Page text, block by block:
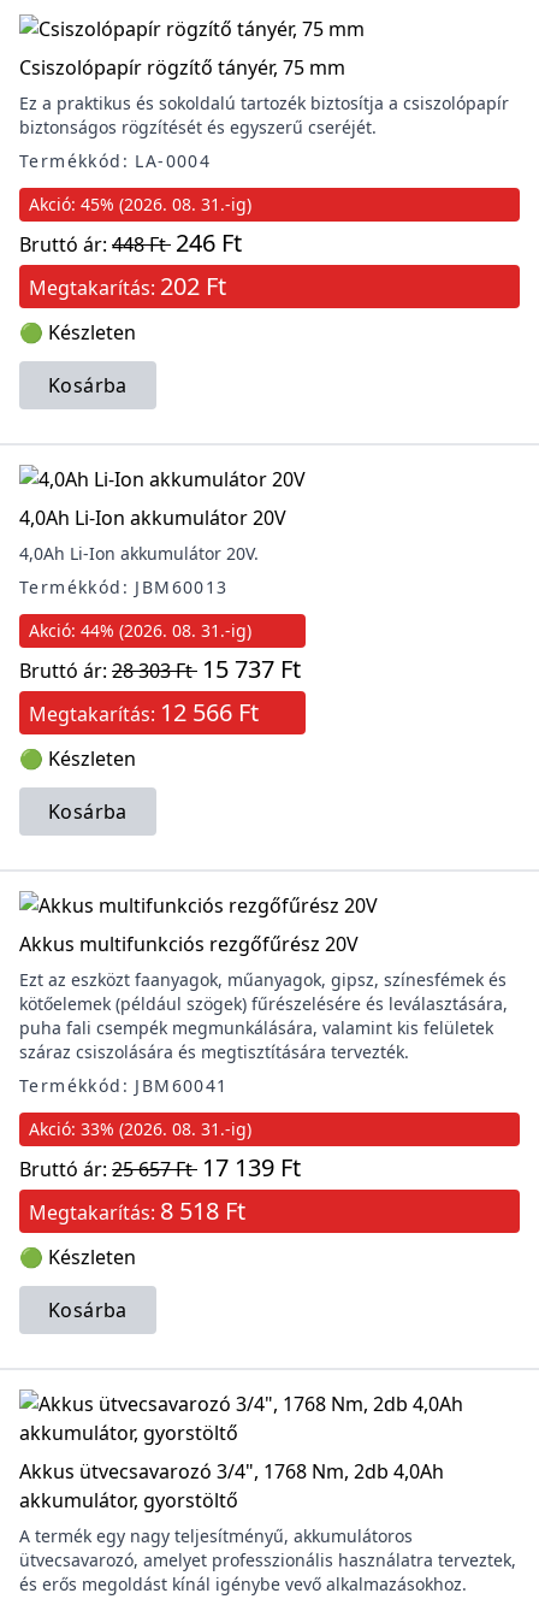
Csiszolópapír rögzítő tányér, 75 mm
Ez a praktikus és sokoldalú tartozék biztosítja a csiszolópapír
biztonságos rögzítését és egyszerű cseréjét.
Termékkód: LA-0004
Akció: 45% (2026. 08. 31.-ig)
Bruttó ár: 448 Ft 246 Ft
Megtakarítás: 202 Ft
🟢 Készleten
Kosárba
4,0Ah Li-Ion akkumulátor 20V
4,0Ah Li-Ion akkumulátor 20V.
Termékkód: JBM60013
Akció: 44% (2026. 08. 31.-ig)
Bruttó ár: 28 303 Ft 15 737 Ft
Megtakarítás: 12 566 Ft
🟢 Készleten
Kosárba
Akkus multifunkciós rezgőfűrész 20V
Ezt az eszközt faanyagok, műanyagok, gipsz, színesfémek és
kötőelemek (például szögek) fűrészelésére és leválasztására,
puha fali csempék megmunkálására, valamint kis felületek
száraz csiszolására és megtisztítására tervezték.
Termékkód: JBM60041
Akció: 33% (2026. 08. 31.-ig)
Bruttó ár: 25 657 Ft 17 139 Ft
Megtakarítás: 8 518 Ft
🟢 Készleten
Kosárba
Akkus ütvecsavarozó 3/4", 1768 Nm, 2db 4,0Ah
akkumulátor, gyorstöltő
A termék egy nagy teljesítményű, akkumulátoros
ütvecsavarozó, amelyet professzionális használatra terveztek,
és erős megoldást kínál igénybe vevő alkalmazásokhoz.